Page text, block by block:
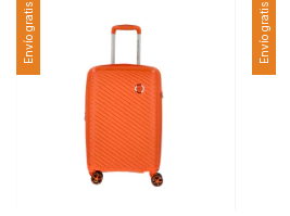
Envío gratis Envío gratis